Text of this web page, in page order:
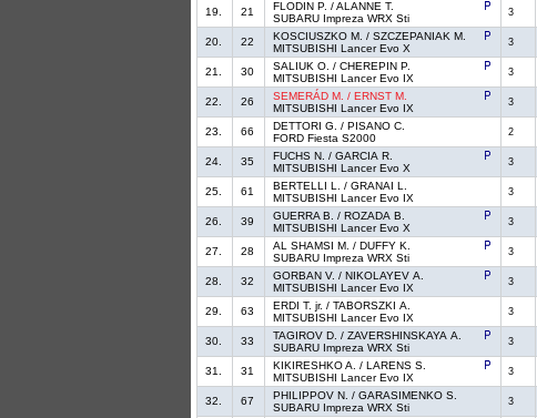
19.
21
FLODIN P. / ALANNE T.
SUBARU Impreza WRX Sti
3
20.
22
KOSCIUSZKO M. / SZCZEPANIAK M.
MITSUBISHI Lancer Evo X
3
21.
30
SALIUK O. / CHEREPIN P.
MITSUBISHI Lancer Evo IX
3
22.
26
SEMERÁD M. / ERNST M.
MITSUBISHI Lancer Evo IX
3
23.
66
DETTORI G. / PISANO C.
FORD Fiesta S2000
2
24.
35
FUCHS N. / GARCIA R.
MITSUBISHI Lancer Evo X
3
25.
61
BERTELLI L. / GRANAI L.
MITSUBISHI Lancer Evo IX
3
26.
39
GUERRA B. / ROZADA B.
MITSUBISHI Lancer Evo X
3
27.
28
AL SHAMSI M. / DUFFY K.
SUBARU Impreza WRX Sti
3
28.
32
GORBAN V. / NIKOLAYEV A.
MITSUBISHI Lancer Evo IX
3
29.
63
ERDI T. jr. / TABORSZKI A.
MITSUBISHI Lancer Evo IX
3
30.
33
TAGIROV D. / ZAVERSHINSKAYA A.
SUBARU Impreza WRX Sti
3
31.
31
KIKIRESHKO A. / LARENS S.
MITSUBISHI Lancer Evo IX
3
32.
67
PHILIPPOV N. / GARASIMENKO S.
SUBARU Impreza WRX Sti
3